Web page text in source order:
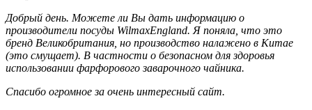
Добрый день. Можете ли Вы дать информацию о
производители посуды WilmaxEngland. Я поняла, что это
бренд Великобритания, но производство налажено в Китае
(это смущает). В частности о безопасном для здоровья
использовании фарфорового заварочного чайника.
Спасибо огромное за очень интересный сайт.